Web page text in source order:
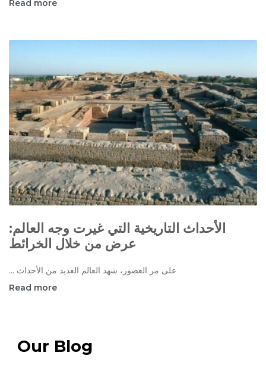
Read more
الأحداث التاريخية التي غيرت وجه العالم:
عرض من خلال الخرائط
على مر العصور، شهد العالم العديد من الأحداث ...
Read more
Our Blog